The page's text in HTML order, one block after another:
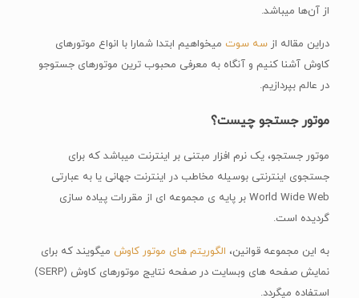
از آن‌ها میباشد.
در‌این مقاله از سه سوت میخواهیم ابتدا شمارا با انواع موتورهای
کاوش آشنا کنیم و آنگاه به معرفی محبوب ترین موتورهای جستوجو
در عالم بپردازیم.
موتور جستجو چیست؟
موتور جستجو، یک نرم افزار مبتنی بر اینترنت میباشد که برای
جستجوی اینترنتی بوسیله مخاطب در اینترنت جهانی یا به عبارتی
World Wide Web بر پایه ی مجموعه ای از مقررات پیاده سازی
گردیده است.
به این مجموعه قوانین، الگوریتم های موتور کاوشمیگویند که برای
نمایش صفحه های وبسایت در صفحه نتایج موتورهای کاوش (SERP)
استفاده میگردد.